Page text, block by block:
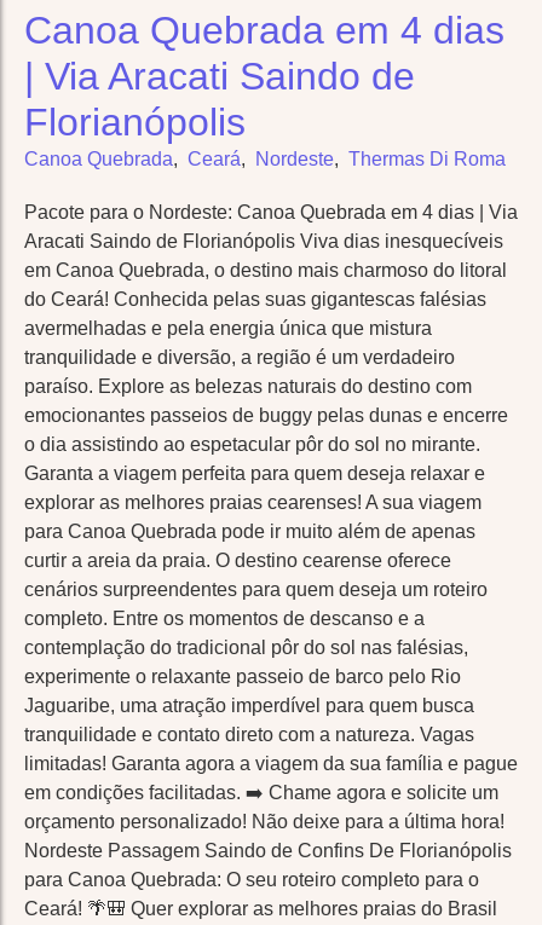
Canoa Quebrada em 4 dias
| Via Aracati Saindo de
Florianópolis
Canoa Quebrada, Ceará, Nordeste, Thermas Di Roma
Pacote para o Nordeste: Canoa Quebrada em 4 dias | Via
Aracati Saindo de Florianópolis Viva dias inesquecíveis
em Canoa Quebrada, o destino mais charmoso do litoral
do Ceará! Conhecida pelas suas gigantescas falésias
avermelhadas e pela energia única que mistura
tranquilidade e diversão, a região é um verdadeiro
paraíso. Explore as belezas naturais do destino com
emocionantes passeios de buggy pelas dunas e encerre
o dia assistindo ao espetacular pôr do sol no mirante.
Garanta a viagem perfeita para quem deseja relaxar e
explorar as melhores praias cearenses! A sua viagem
para Canoa Quebrada pode ir muito além de apenas
curtir a areia da praia. O destino cearense oferece
cenários surpreendentes para quem deseja um roteiro
completo. Entre os momentos de descanso e a
contemplação do tradicional pôr do sol nas falésias,
experimente o relaxante passeio de barco pelo Rio
Jaguaribe, uma atração imperdível para quem busca
tranquilidade e contato direto com a natureza. Vagas
limitadas! Garanta agora a viagem da sua família e pague
em condições facilitadas. ➡️ Chame agora e solicite um
orçamento personalizado! Não deixe para a última hora!
Nordeste Passagem Saindo de Confins De Florianópolis
para Canoa Quebrada: O seu roteiro completo para o
Ceará! 🌴🎒 Quer explorar as melhores praias do Brasil